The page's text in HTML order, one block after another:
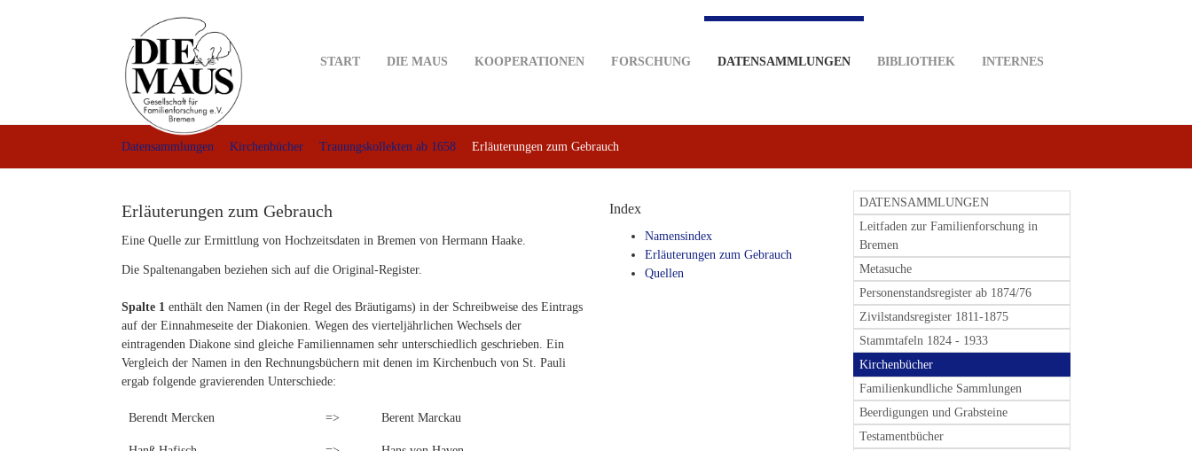
START DIE MAUS KOOPERATIONEN FORSCHUNG DATENSAMMLUNGEN BIBLIOTHEK INTERNES
Datensammlungen Kirchenbücher Trauungskollekten ab 1658 Erläuterungen zum Gebrauch
Erläuterungen zum Gebrauch
Eine Quelle zur Ermittlung von Hochzeitsdaten in Bremen von Hermann Haake.
Die Spaltenangaben beziehen sich auf die Original-Register.
Spalte 1 enthält den Namen (in der Regel des Bräutigams) in der Schreibweise des Eintrags
auf der Einnahmeseite der Diakonien. Wegen des vierteljährlichen Wechsels der
eintragenden Diakone sind gleiche Familiennamen sehr unterschiedlich geschrieben. Ein
Vergleich der Namen in den Rechnungsbüchern mit denen im Kirchenbuch von St. Pauli
ergab folgende gravierenden Unterschiede:
Berendt Mercken => Berent Marckau
Index
Namensindex
Erläuterungen zum Gebrauch
Quellen
DATENSAMMLUNGEN
Leitfaden zur Familienforschung in
Bremen
Metasuche
Personenstandsregister ab 1874/76
Zivilstandsregister 1811-1875
Stammtafeln 1824 - 1933
Kirchenbücher
Familienkundliche Sammlungen
Beerdigungen und Grabsteine
Testamentbücher